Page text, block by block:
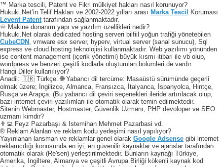
™ Marka tescili, Patent ve Fikri mülkiyet hakları nasıl korunuyor?
Hukuki.Net’in Telif Hakları ve 2002-2022 yılları arası Marka Tescil
Koruması
Levent Patent tarafından sağlanmaktadır.
♾️ Makine donanım yapı ve yazılım özellikleri nedir?
Hukuki.Net olarak dedicated hosting serveri bilfiil yoğun trafiği yönetebilen
CubeCDN
, vmware esx server, hyperv, virtual server (sanal sunucu), Sql
express ve cloud hosting teknolojisi kullanmaktadır. Web yazılımı yönünden
ise content management (içerik yönetimi) büyük kısmı itibari ile vb olup,
wordpress ve benzeri çeşitli kodlarla oluşturulan bölümleri de vardır.
Hangi Diller kullanılıyor?
Anadil: 🇹🇷 Türkçe. 🌐 Yabancı dil tercüme: Masaüstü sürümünde geçerli
olmak üzere; İngilizce, Almanca, Fransızca, İtalyanca, İspanyolca, Hintçe,
Rusça ve Arapça. (Bu yabancı dil çeviri seçenekleri ileride artırılacak olup,
bazı internet çeviri yazılımları ile otomatik olarak temin edilmektedir.
Sitenin Webmaster, Hostmaster, Güvenlik Uzmanı, PHP devoloper ve SEO
uzmanı kimdir?
👨‍💻 Feyz Pazarbaşı & Istemihan Mehmet Pazarbasi vd.
® Reklam Alanları ve reklam kodu yerleşimi nasıl yapılıyor?
Yayınlanan lansman ve reklamlar genel olarak Google Adsense gibi internet
reklamcılığı konusunda en iyi, en güvenilir kaynaklar ve ajanslar tarafından
otomatik olarak (Re'sen) yerleştirilmektedir. Bunların kaynağı Türkiye,
Amerika, Ingiltere, Almanya ve çeşitli Avrupa Birliği kökenli kaynak kod